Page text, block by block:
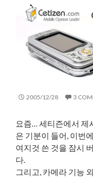
2005/12/28 3
요즘… 세티즌에서 제
은 기분이 들어, 이번
여지것 쓴 것을 잠시
다.
그리고, 카메라 기능